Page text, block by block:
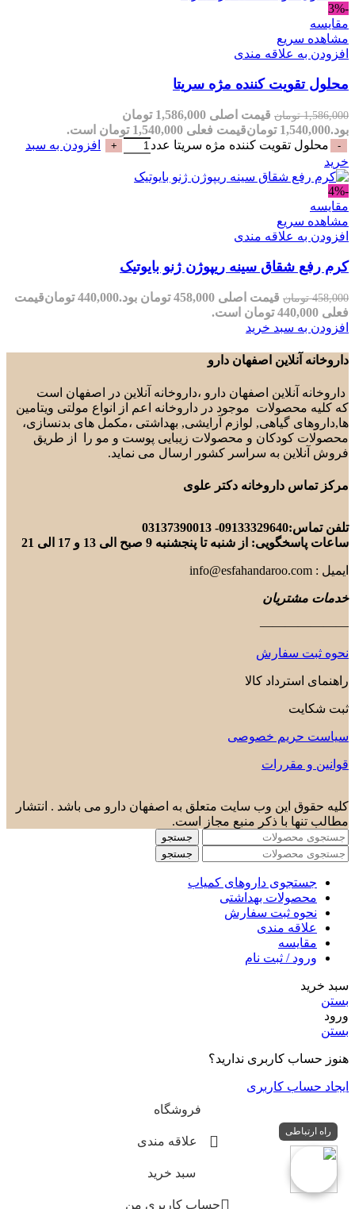
-3%
مقایسه
مشاهده سریع
افزودن به علاقه مندی
محلول تقویت کننده مژه سریتا
1,586,000 تومان
قیمت اصلی 1,586,000 تومان
بود.1,540,000 تومانقیمت فعلی 1,540,000 تومان است.
محلول تقویت کننده مژه سریتا عدد
افزودن به سبد
خرید
-4%
مقایسه
مشاهده سریع
افزودن به علاقه مندی
کرم رفع شقاق سینه ریپوژن ژنو بایوتیک
458,000 تومان قیمت اصلی 458,000 تومان بود. 440,000 تومانقیمت
فعلی 440,000 تومان است.
افزودن به سبد خرید
داروخانه آنلاین اصفهان دارو
داروخانه آنلاین اصفهان دارو ،داروخانه آنلاین در اصفهان است
که کلیه محصولات موجود در داروخانه اعم از انواع مولتی ویتامین
ها,داروهای گیاهی, لوازم آرایشی, بهداشتی ،مکمل های بدنسازی،
محصولات کودکان و محصولات زیبایی پوست و مو را از طریق
فروش آنلاین به سراسر کشور ارسال می نماید.
مرکز تماس داروخانه دکتر علوی
تلفن تماس:09133329640- 03137390013
ساعات پاسخگویی: از شنبه تا پنجشنبه 9 صبح الی 13 و 17 الی 21
ایمیل : info@esfahandaroo.com
خدمات مشتریان
———————
نحوه ثبت سفارش
راهنمای استرداد کالا
ثبت شکایت
سیاست حریم خصوصی
قوانین و مقررات
کلیه حقوق این وب سایت متعلق به اصفهان دارو می باشد . انتشار
مطالب تنها با ذکر منبع مجاز است.
جستجو
جستجو
جستجوی داروهای کمیاب
محصولات بهداشتی
نحوه ثبت سفارش
علاقه مندی
مقایسه
ورود / ثبت نام
سبد خرید
بستن
ورود
بستن
هنوز حساب کاربری ندارید؟
ایجاد حساب کاربری
فروشگاه
علاقه مندی
سبد خرید
حساب کاربری من
راه ارتباطی